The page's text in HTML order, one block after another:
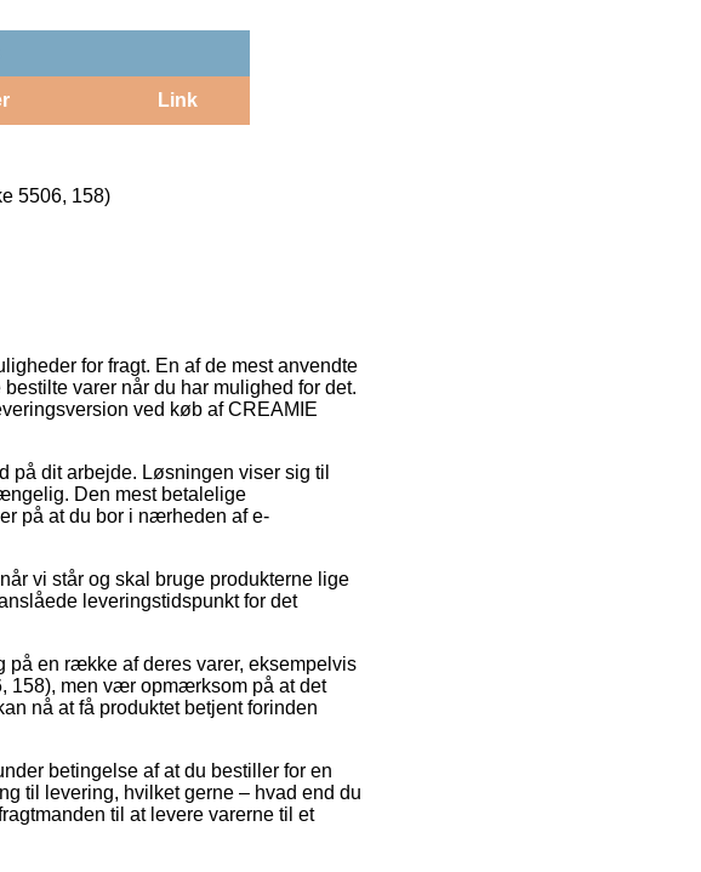
Link
5506, 158)
for fragt. En af de mest anvendte
varer når du har mulighed for det.
ved køb af CREAMIE
på dit arbejde. Løsningen viser sig til
Den mest betalelige
på at du bor i nærheden af e-
vi står og skal bruge produkterne lige
leveringstidspunkt for det
på en række af deres varer, eksempelvis
158), men vær opmærksom på at det
nå at få produktet betjent forinden
betingelse af at du bestiller for en
til levering, hvilket gerne – hvad end du
til at levere varerne til et